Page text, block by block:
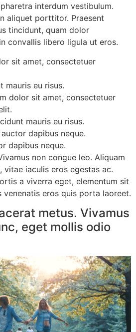
interdum vestibulum.
aliquet porttitor. Praesent
tincidunt, quam dolor
convallis libero ligula ut eros.
sit amet, consectetuer
mauris eu risus.
dolor sit amet, consectetuer
mauris eu risus.
dapibus neque.
dapibus neque.
non congue leo. Aliquam
vitae iaculis eros egestas ac.
a viverra eget, elementum sit
venenatis eros quis porta laoreet.
metus. Vivamus
eget mollis odio